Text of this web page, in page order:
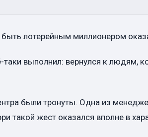
быть лотерейным миллионером
выполнил: вернулся к людям,
были тронуты. Одна из
такой жест оказался вполне в